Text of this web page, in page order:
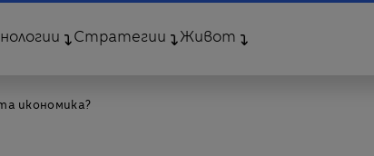
Стратегии Живот
икономика?